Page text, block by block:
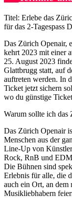
Titel: Erlebe das
für das 2-Tagespass
Das Zürich Openair,
kehrt 2023 mit einer
25. August 2023
Glattbrugg statt, auf
auftreten werden. In
Ticket jetzt sichern
wo du günstige
Warum sollte ich das
Das Zürich Openair
Menschen aus der
Line-Up von
Rock, RnB und EDM
Die Bühnen sind
Erlebnis für alle, die
auch ein Ort, an dem
Musikliebhabern